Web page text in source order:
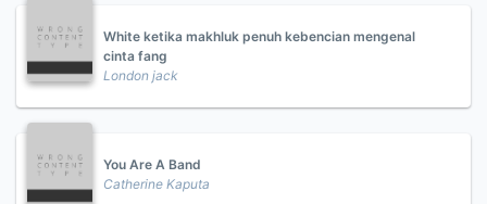
White ketika makhluk penuh kebencian mengenal
cinta fang
London jack
You Are A Band
Catherine Kaputa